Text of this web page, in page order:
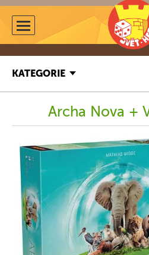
KATEGORIE
Archa Nova +